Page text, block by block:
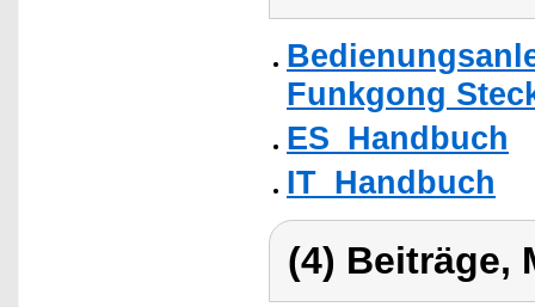
Funkgong
ES_Handbuch
IT_Handbuch
(4) Beiträge,